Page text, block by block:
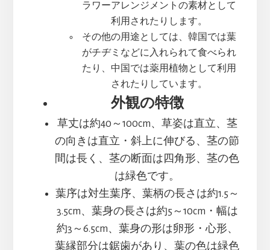
ラワーアレンジメントの素材として
利用されたりします。
その他の用途としては、韓国では葉
がチヂミなどに入れられて食べられ
たり、中国では薬用植物として利用
されたりしています。
外観の特徴
草丈は約40～100cm、草姿は直立、茎
の向きは直立・斜上に伸びる、茎の節
間は長く、茎の断面は四角形、茎の色
は緑色です。
葉序は対生葉序、葉柄の長さは約1.5～
3.5cm、葉身の長さは約5～10cm・幅は
約3～6.5cm、葉身の形は卵形・心形、
葉縁部分は鋸歯があり、葉の色は緑色